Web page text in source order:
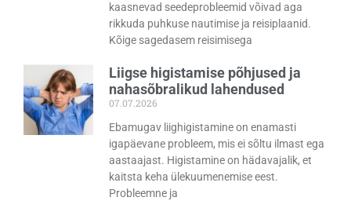
kaasnevad seedeprobleemid võivad aga
rikkuda puhkuse nautimise ja reisiplaanid.
Kõige sagedasem reisimisega
Liigse higistamise põhjused ja
nahasõbralikud lahendused
07.07.2026
Ebamugav liighigistamine on enamasti
igapäevane probleem, mis ei sõltu ilmast ega
aastaajast. Higistamine on hädavajalik, et
kaitsta keha ülekuumenemise eest.
Probleemne ja